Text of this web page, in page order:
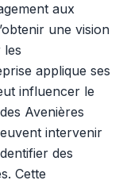
aux
une vision
les
applique ses
influencer le
Avenières
intervenir
des
Cette